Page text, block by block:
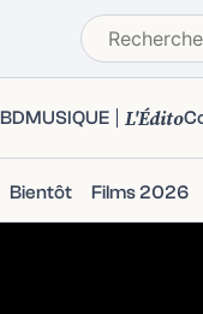
BDMUSIQUE L'Édito
Bientôt Films 2026